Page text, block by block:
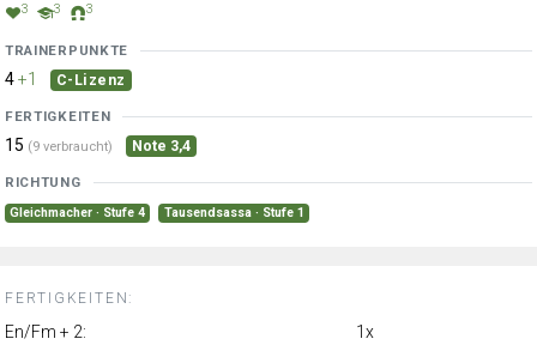
3 3 3
TRAINERPUNKTE
4+1 C-Lizenz
FERTIGKEITEN
15 (9 verbraucht) Note 3,4
RICHTUNG
Gleichmacher · Stufe 4 Tausendsassa · Stufe 1
FERTIGKEITEN:
En/Fm + 2:
1x